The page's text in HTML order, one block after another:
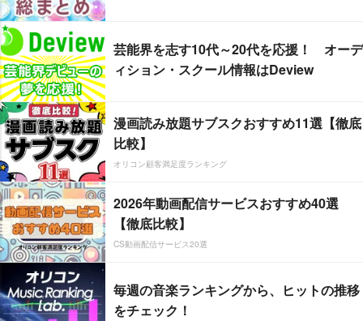
芸能界を志す10代～20代を応援！ オーデ
ィション・スクール情報はDeview
漫画読み放題サブスクおすすめ11選【徹底
比較】
オリコン顧客満足度ランキング
2026年動画配信サービスおすすめ40選
【徹底比較】
CS動画配信サービス20選
毎週の音楽ランキングから、ヒットの推移
をチェック！